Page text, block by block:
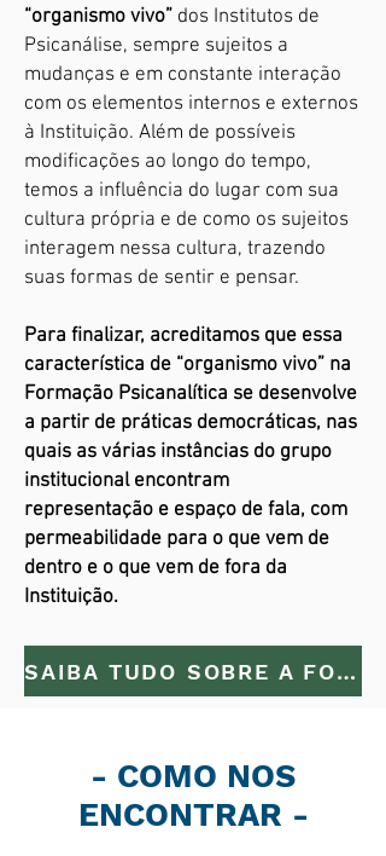
“organismo vivo” dos Institutos de
Psicanálise, sempre sujeitos a
mudanças e em constante interação
com os elementos internos e externos
à Instituição. Além de possíveis
modificações ao longo do tempo,
temos a influência do lugar com sua
cultura própria e de como os sujeitos
interagem nessa cultura, trazendo
suas formas de sentir e pensar.
Para finalizar, acreditamos que essa
característica de “organismo vivo” na
Formação Psicanalítica se desenvolve
a partir de práticas democráticas, nas
quais as várias instâncias do grupo
institucional encontram
representação e espaço de fala, com
permeabilidade para o que vem de
dentro e o que vem de fora da
Instituição.
SAIBA TUDO SOBRE A FORMAÇÃO EM PSICANÁLISE
- COMO NOS
ENCONTRAR -